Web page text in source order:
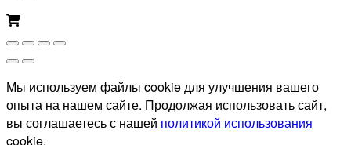
Мы используем файлы cookie для улучшения вашего
опыта на нашем сайте. Продолжая использовать сайт,
вы соглашаетесь с нашей политикой использования
cookie.